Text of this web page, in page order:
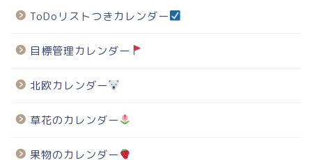
ToDoリストつきカレンダー
目標管理カレンダー
北欧カレンダー
草花のカレンダー
果物のカレンダー